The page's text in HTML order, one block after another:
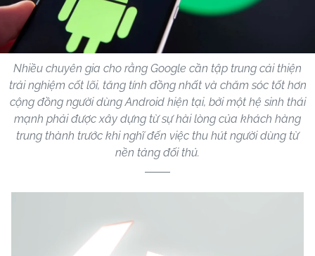
Nhiều chuyên gia cho rằng Google cần tập trung cải thiện
trải nghiệm cốt lõi, tăng tính đồng nhất và chăm sóc tốt hơn
cộng đồng người dùng Android hiện tại, bởi một hệ sinh thái
mạnh phải được xây dựng từ sự hài lòng của khách hàng
trung thành trước khi nghĩ đến việc thu hút người dùng từ
nền tảng đối thủ.